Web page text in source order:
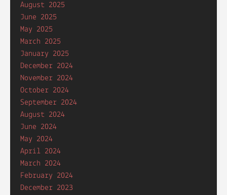
August 2025
June 2025
May 2025
March 2025
January 2025
December 2024
November 2024
October 2024
September 2024
August 2024
June 2024
May 2024
April 2024
March 2024
February 2024
December 2023